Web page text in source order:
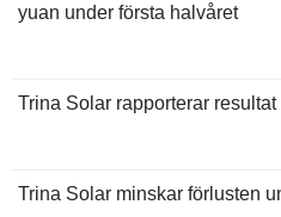
yuan under första halvåret
Trina Solar rapporterar
Trina Solar minskar förlusten